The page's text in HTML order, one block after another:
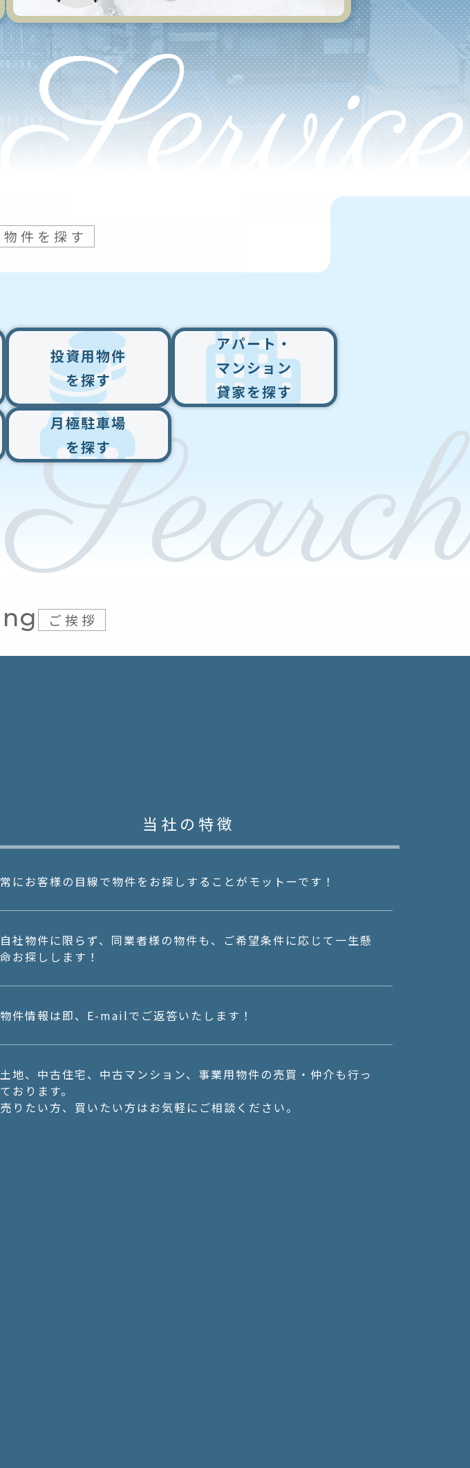
物件を探す
投資用物件
を探す
アパート・
マンション
貸家を探す
月極駐車場
を探す
ご挨拶
当社の特徴
常にお客様の目線で物件をお探しすることがモットーです！
自社物件に限らず、同業者様の物件も、ご希望条件に応じて一生懸
命お探しします！
物件情報は即、E-mailでご返答いたします！
土地、中古住宅、中古マンション、事業用物件の売買・仲介も行っ
ております。
売りたい方、買いたい方はお気軽にご相談ください。